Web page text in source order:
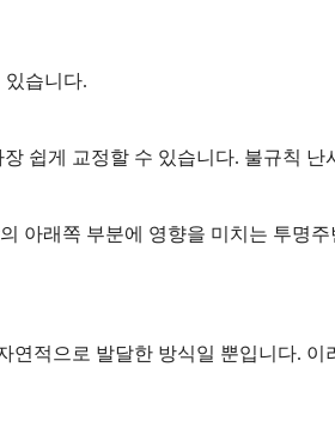
있습니다.
쉽게 교정할 수 있습니다. 불규칙
아래쪽 부분에 영향을 미치는 투명
적으로 발달한 방식일 뿐입니다.